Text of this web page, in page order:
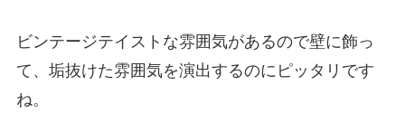
ビンテージテイストな雰囲気があるので壁に飾っ
て、垢抜けた雰囲気を演出するのにピッタリです
ね。